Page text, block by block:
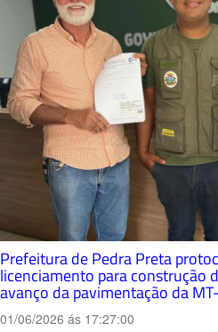
Prefeitura de Pedra Preta
licenciamento para construção
avanço da pavimentação da
01/06/2026 ás 17:27:00